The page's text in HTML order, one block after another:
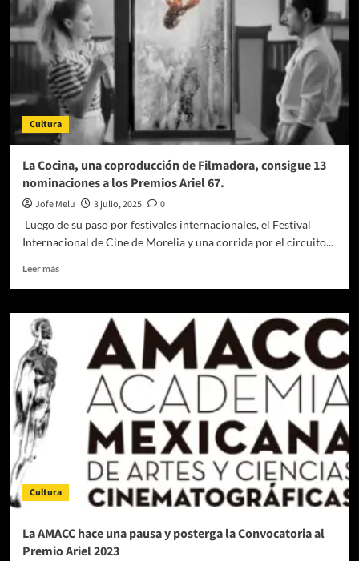
Cultura
La Cocina, una coproducción de Filmadora, consigue 13
nominaciones a los Premios Ariel 67.
Jofe Melu 3 julio, 2025
0
Luego de su paso por festivales internacionales, el Festival
Internacional de Cine de Morelia y una corrida por el circuito...
Leer másLeer
La
coproducción
Filmadora,
consigue
nominaciones
Premios
Ariel
Cultura
La AMACC hace una pausa y posterga la Convocatoria al
Premio Ariel 2023